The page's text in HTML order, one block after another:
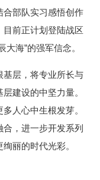
合部队实习感悟创作
前正计划登陆战区
海”的强军信念。
基层，将专业所长与
建设的中坚力量。
人心中生根发芽。
，进一步开发系列
丽的时代光彩。